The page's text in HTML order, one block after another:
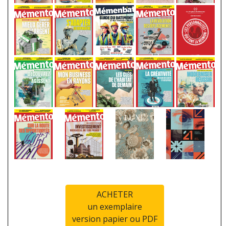
ACHETER
un exemplaire
version papier ou PDF